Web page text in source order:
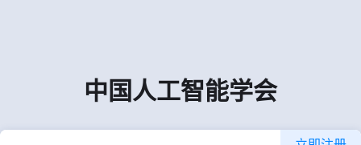
中国人工智能学会